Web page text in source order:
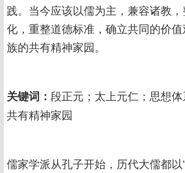
践。当今应该以儒为主，兼容诸教
化，重整道德标准，确立共同的价
族的共有精神家园。
关键词： 段正元；太上元仁；思想体
共有精神家园
儒家学派从孔子开始，历代大儒都以